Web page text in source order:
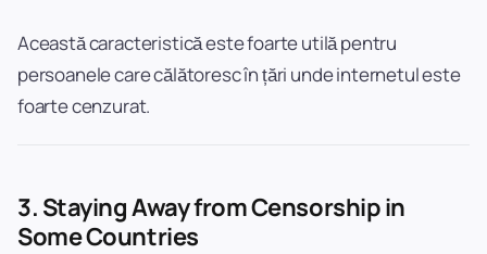
Această caracteristică este foarte utilă pentru
persoanele care călătoresc în țări unde internetul este
foarte cenzurat.
3. Staying Away from Censorship in
Some Countries